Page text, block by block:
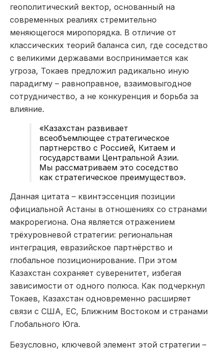
геополитический вектор, основанный на
современных реалиях стремительно
меняющегося миропорядка. В отличие от
классических теорий баланса сил, где соседство
с великими державами воспринимается как
угроза, Токаев предложил радикально иную
парадигму – равноправное, взаимовыгодное
сотрудничество, а не конкуренция и борьба за
влияние.
«Казахстан развивает
всеобъемлющее стратегическое
партнерство с Россией, Китаем и
государствами Центральной Азии.
Мы рассматриваем это соседство
как стратегическое преимущество».
Данная цитата – квинтэссенция позиции
официальной Астаны в отношениях со странами
макрорегиона. Она является отражением
трёхуровневой стратегии: региональная
интеграция, евразийское партнёрство и
глобальное позиционирование. При этом
Казахстан сохраняет суверенитет, избегая
зависимости от одного полюса. Как подчеркнул
Токаев, Казахстан одновременно расширяет
связи с США, ЕС, Ближним Востоком и странами
Глобального Юга.
Безусловно, ключевой элемент этой стратегии –